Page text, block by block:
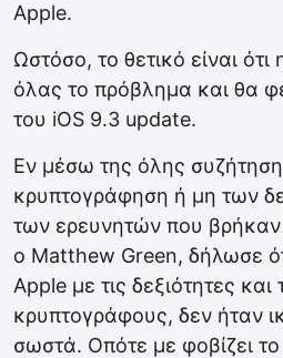
Apple.
Ωστόσο, το θετικό είναι
όλας το πρόβλημα και θα
του iOS 9.3 update.
Εν μέσω της όλης
κρυπτογράφηση ή μη των
των ερευνητών που
ο Matthew Green, δήλωσε
Apple με τις δεξιότητες και
κρυπτογράφους, δεν ήταν
σωστά. Οπότε με φοβίζει